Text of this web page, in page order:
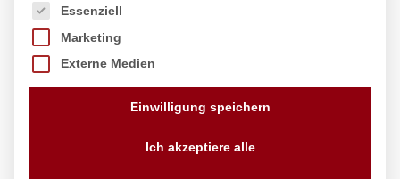
Es folgt eine Liste der Service-Gruppen, für die eine
Essenziell
Marketing
Externe Medien
Einwilligung speichern
Ich akzeptiere alle